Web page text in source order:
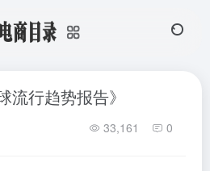
流行趋势报告》
33,161 0